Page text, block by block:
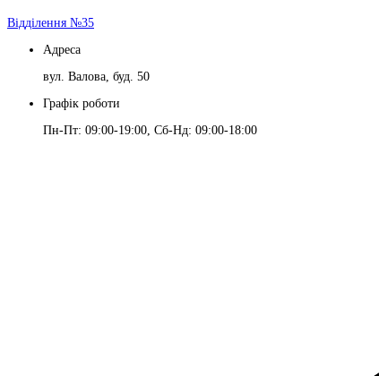
Відділення №35
Адреса
вул. Валова, буд. 50
Графік роботи
Пн-Пт: 09:00-19:00, Сб-Нд: 09:00-18:00